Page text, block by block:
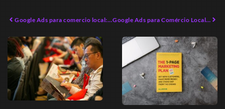
Google Ads para comercio local: Estratégias de Sucesso em 2026 Google Ads para Comércio Local: Guia Completo para 2026